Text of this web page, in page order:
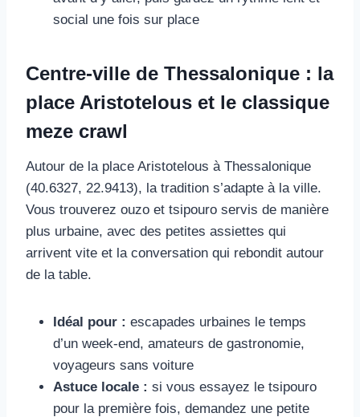
social une fois sur place
Centre-ville de Thessalonique : la
place Aristotelous et le classique
meze crawl
Autour de la place Aristotelous à Thessalonique
(40.6327, 22.9413), la tradition s’adapte à la ville.
Vous trouverez ouzo et tsipouro servis de manière
plus urbaine, avec des petites assiettes qui
arrivent vite et la conversation qui rebondit autour
de la table.
Idéal pour : escapades urbaines le temps
d’un week-end, amateurs de gastronomie,
voyageurs sans voiture
Astuce locale : si vous essayez le tsipouro
pour la première fois, demandez une petite